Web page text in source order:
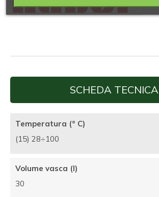
SCHEDA TECNICA
Temperatura (° C)
(15) 28÷100
Volume vasca (l)
30